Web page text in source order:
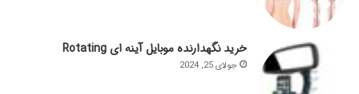
خرید نگهدارنده موبایل آینه ای Rotating
جولای 25, 2024